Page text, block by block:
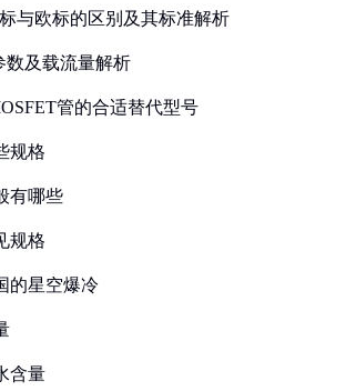
与欧标的区别及其标准解析
数及载流量解析
管的合适替代型号
规格
有哪些
规格
的星空爆冷
含量